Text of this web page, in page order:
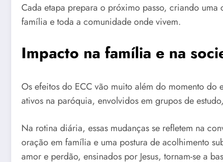
Cada etapa prepara o próximo passo, criando
família e toda a comunidade onde vivem.
Impacto na família e na
Os efeitos do ECC vão muito além do momento do
ativos na paróquia, envolvidos em grupos de
Na rotina diária, essas mudanças se refletem na
oração em família e uma postura de acolhimento
amor e perdão, ensinados por Jesus, tornam-se a